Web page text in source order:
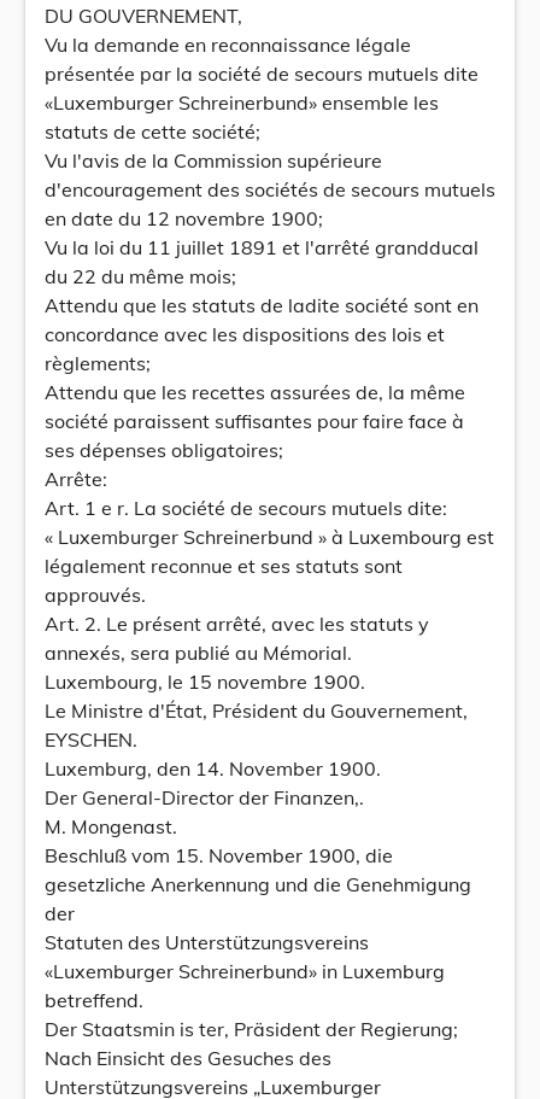
DU GOUVERNEMENT,
Vu la demande en reconnaissance légale
présentée par la société de secours mutuels dite
«Luxemburger Schreinerbund» ensemble les
statuts de cette société;
Vu l'avis de la Commission supérieure
d'encouragement des sociétés de secours mutuels
en date du 12 novembre 1900;
Vu la loi du 11 juillet 1891 et l'arrêté grandducal
du 22 du même mois;
Attendu que les statuts de ladite société sont en
concordance avec les dispositions des lois et
règlements;
Attendu que les recettes assurées de, la même
société paraissent suffisantes pour faire face à
ses dépenses obligatoires;
Arrête:
Art. 1 e r. La société de secours mutuels dite:
« Luxemburger Schreinerbund » à Luxembourg est
légalement reconnue et ses statuts sont
approuvés.
Art. 2. Le présent arrêté, avec les statuts y
annexés, sera publié au Mémorial.
Luxembourg, le 15 novembre 1900.
Le Ministre d'État, Président du Gouvernement,
EYSCHEN.
Luxemburg, den 14. November 1900.
Der General-Director der Finanzen,.
M. Mongenast.
Beschluß vom 15. November 1900, die
gesetzliche Anerkennung und die Genehmigung
der
Statuten des Unterstützungsvereins
«Luxemburger Schreinerbund» in Luxemburg
betreffend.
Der Staatsmin is ter, Präsident der Regierung;
Nach Einsicht des Gesuches des
Unterstützungsvereins „Luxemburger